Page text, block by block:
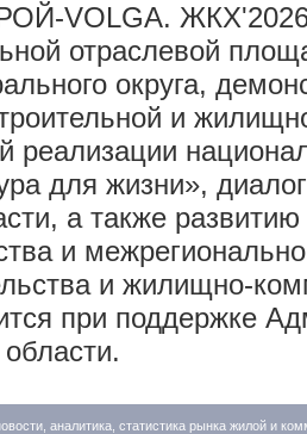
VOLGA.
отраслевой
округа,
и
реализации
для жизни»,
а также
и
и жилищно-
при поддержке
аналитика, статистика рынка жилой и